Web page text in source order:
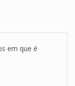
em que é